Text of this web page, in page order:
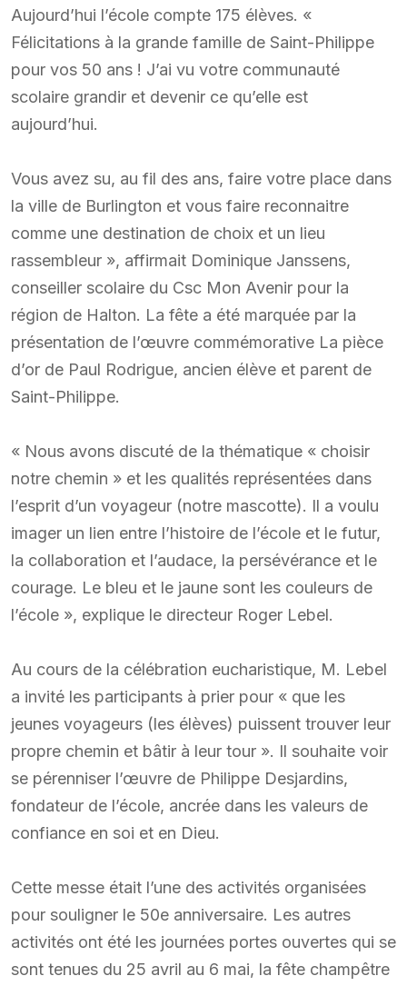
Aujourd’hui l’école compte 175 élèves. «
Félicitations à la grande famille de Saint-Philippe
pour vos 50 ans ! J’ai vu votre communauté
scolaire grandir et devenir ce qu’elle est
aujourd’hui.
Vous avez su, au fil des ans, faire votre place dans
la ville de Burlington et vous faire reconnaitre
comme une destination de choix et un lieu
rassembleur », affirmait Dominique Janssens,
conseiller scolaire du Csc Mon Avenir pour la
région de Halton. La fête a été marquée par la
présentation de l’œuvre commémorative La pièce
d’or de Paul Rodrigue, ancien élève et parent de
Saint-Philippe.
« Nous avons discuté de la thématique « choisir
notre chemin » et les qualités représentées dans
l’esprit d’un voyageur (notre mascotte). Il a voulu
imager un lien entre l’histoire de l’école et le futur,
la collaboration et l’audace, la persévérance et le
courage. Le bleu et le jaune sont les couleurs de
l’école », explique le directeur Roger Lebel.
Au cours de la célébration eucharistique, M. Lebel
a invité les participants à prier pour « que les
jeunes voyageurs (les élèves) puissent trouver leur
propre chemin et bâtir à leur tour ». Il souhaite voir
se pérenniser l’œuvre de Philippe Desjardins,
fondateur de l’école, ancrée dans les valeurs de
confiance en soi et en Dieu.
Cette messe était l’une des activités organisées
pour souligner le 50e anniversaire. Les autres
activités ont été les journées portes ouvertes qui se
sont tenues du 25 avril au 6 mai, la fête champêtre